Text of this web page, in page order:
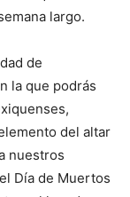
largo.
de
la que podrás
del altar
nuestros
Día de Muertos